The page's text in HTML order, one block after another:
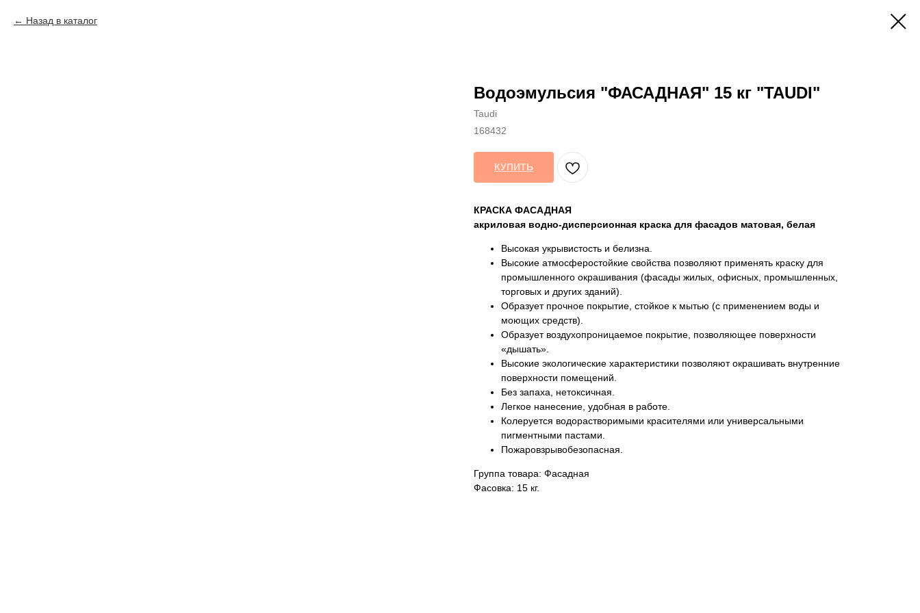
Назад в каталог
Водоэмульсия "ФАСАДНАЯ" 15 кг "TAUDI"
Taudi
168432
КУПИТЬ
КРАСКА ФАСАДНАЯ
акриловая водно-дисперсионная краска для фасадов матовая, белая
Высокая укрывистость и белизна.
Высокие атмосферостойкие свойства позволяют применять краску для
промышленного окрашивания (фасады жилых, офисных, промышленных,
торговых и других зданий).
Образует прочное покрытие, стойкое к мытью (с применением воды и
моющих средств).
Образует воздухопроницаемое покрытие, позволяющее поверхности
«дышать».
Высокие экологические характеристики позволяют окрашивать внутренние
поверхности помещений.
Без запаха, нетоксичная.
Легкое нанесение, удобная в работе.
Колеруется водорастворимыми красителями или универсальными
пигментными пастами.
Пожаровзрывобезопасная.
Группа товара: Фасадная
Фасовка: 15 кг.